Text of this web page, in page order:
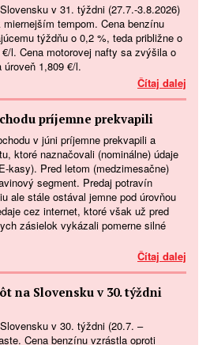
v 31. týždni (27.7.-3.8.2026)
tempom. Cena benzínu
týždňu o 0,2 %, teda približne o
l. Cena motorovej nafty sa zvýšila o
1,809 €/l.
Čítaj dalej
príjemne prekvapili
v júni príjemne prekvapili a
ktoré naznačovali (nominálne) údaje
kasy). Pred letom (medzimesačne)
segment. Predaj potravín
ale stále ostával jemne pod úrovňou
cez internet, ktoré však už pred
zásielok vykázali pomerne silné
Čítaj dalej
na Slovensku v 30. týždni
v 30. týždni (20.7. –
Cena benzínu vzrástla oproti